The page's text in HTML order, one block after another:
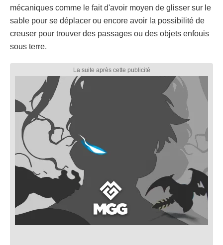
mécaniques comme le fait d'avoir moyen de glisser sur le
sable pour se déplacer ou encore avoir la possibilité de
creuser pour trouver des passages ou des objets enfouis
sous terre.